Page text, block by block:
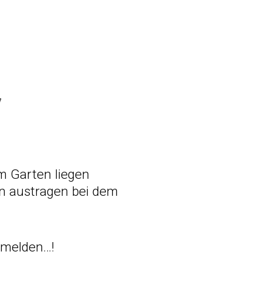
Garten liegen
austragen bei dem